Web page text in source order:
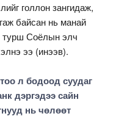
голлон зангидаж,
байсан нь манай
турш Соёлын элч
ээ (инээв).
л бодоод суудаг
дэргэдээ сайн
нь чөлөөт